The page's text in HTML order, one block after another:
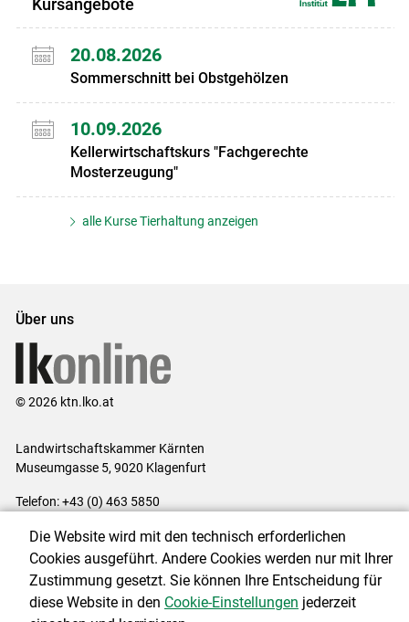
Kursangebote
20.08.2026
Sommerschnitt bei Obstgehölzen
10.09.2026
Kellerwirtschaftskurs "Fachgerechte
Mosterzeugung"
alle Kurse Tierhaltung anzeigen
Über uns
© 2026 ktn.lko.at
Landwirtschaftskammer Kärnten
Museumgasse 5, 9020 Klagenfurt
Telefon: +43 (0) 463 5850
Impressum|Kontakt|Datenschutzerklärung|Barrierefreiheit|
Cookie-Einstellungen
Die Website wird mit den technisch erforderlichen
Cookies ausgeführt. Andere Cookies werden nur mit Ihrer
Zustimmung gesetzt. Sie können Ihre Entscheidung für
diese Website in den Cookie-Einstellungen jederzeit